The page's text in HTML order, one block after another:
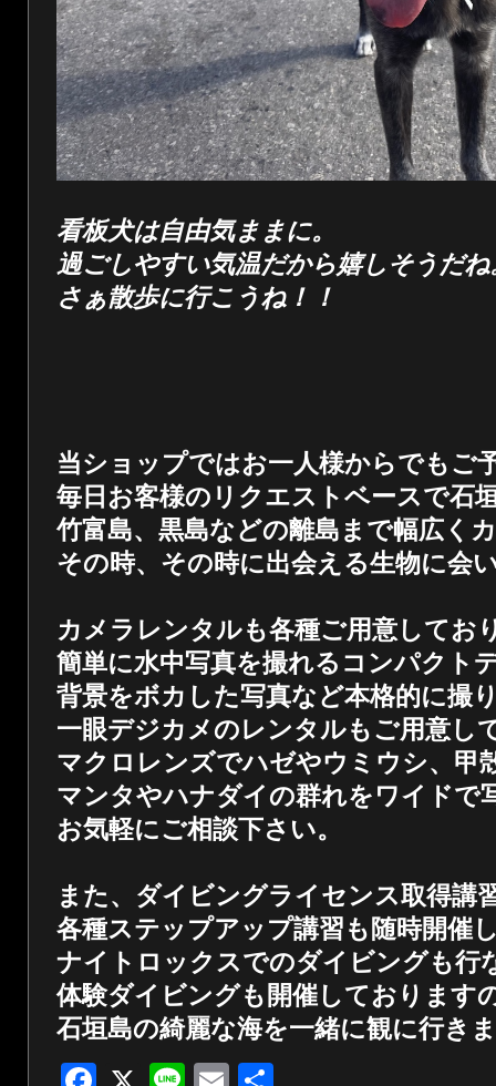
看板犬は自由気ままに。
過ごしやすい気温だから嬉しそうだね
さぁ散歩に行こうね！！
当ショップではお一人様からでもご
毎日お客様のリクエストベースで石
竹富島、黒島などの離島まで幅広く
その時、その時に出会える生物に会
カメラレンタルも各種ご用意してお
簡単に水中写真を撮れるコンパクト
背景をボカした写真など本格的に撮
一眼デジカメのレンタルもご用意し
マクロレンズでハゼやウミウシ、甲
マンタやハナダイの群れをワイドで
お気軽にご相談下さい。
また、ダイビングライセンス取得講
各種ステップアップ講習も随時開催
ナイトロックスでのダイビングも行
体験ダイビングも開催しております
石垣島の綺麗な海を一緒に観に行き